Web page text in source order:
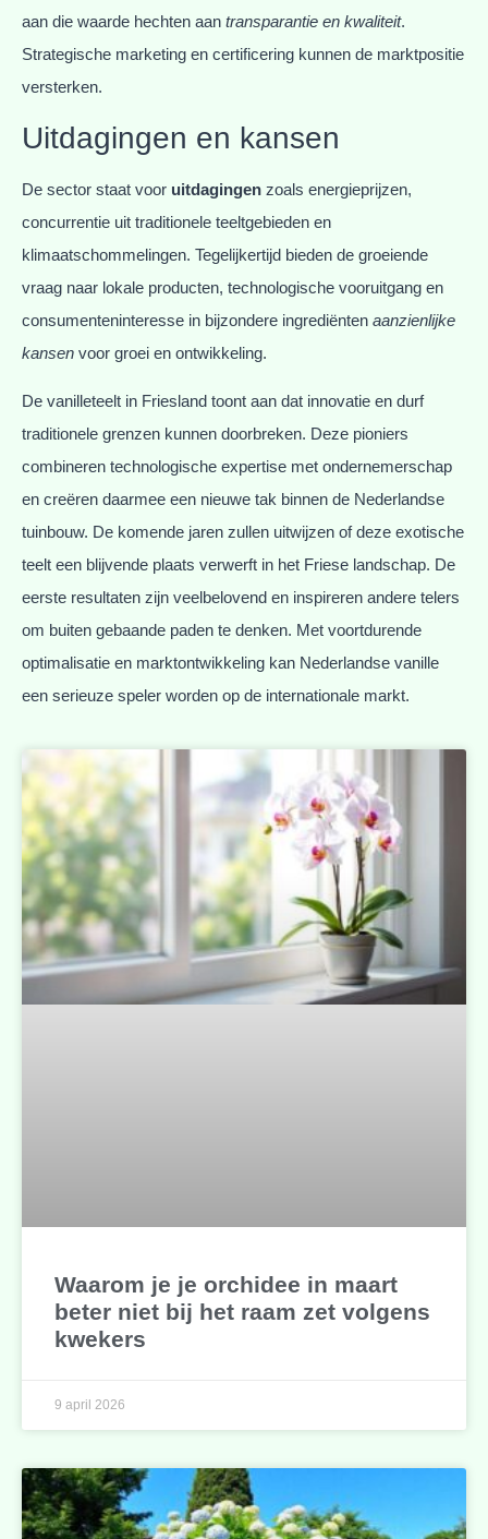
Waarom je je orchidee in maart
beter niet bij het raam zet volgens
kwekers
9 april 2026
aan die waarde hechten aan transparantie en kwaliteit.
Strategische marketing en certificering kunnen de marktpositie
versterken.
Uitdagingen en kansen
De sector staat voor uitdagingen zoals energieprijzen,
concurrentie uit traditionele teeltgebieden en
klimaatschommelingen. Tegelijkertijd bieden de groeiende
vraag naar lokale producten, technologische vooruitgang en
consumenteninteresse in bijzondere ingrediënten aanzienlijke
kansen voor groei en ontwikkeling.
De vanilleteelt in Friesland toont aan dat innovatie en durf
traditionele grenzen kunnen doorbreken. Deze pioniers
combineren technologische expertise met ondernemerschap
en creëren daarmee een nieuwe tak binnen de Nederlandse
tuinbouw. De komende jaren zullen uitwijzen of deze exotische
teelt een blijvende plaats verwerft in het Friese landschap. De
eerste resultaten zijn veelbelovend en inspireren andere telers
om buiten gebaande paden te denken. Met voortdurende
optimalisatie en marktontwikkeling kan Nederlandse vanille
een serieuze speler worden op de internationale markt.